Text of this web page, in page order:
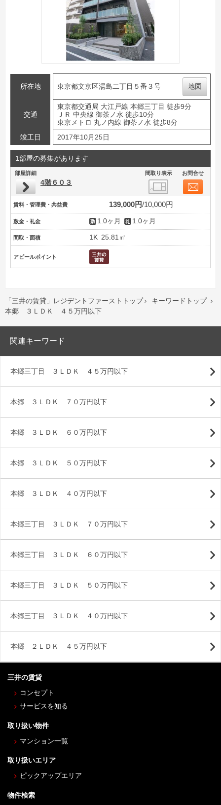
所在地 東京都文京区湯島二丁目５番３号 地図
交通
東京都交通局 大江戸線 本郷三丁目 徒歩9分
ＪＲ 中央線 御茶ノ水 徒歩10分
東京メトロ 丸ノ内線 御茶ノ水 徒歩8分
竣工日
2017年10月25日
1部屋の募集があります
部屋詳細 間取り表示 お問合せ
4階６０３
賃料・管理費・共益費 139,000円 10,000円
敷金・礼金 1.0ヶ月 1.0ヶ月
間取・面積 1K 25.81㎡
アピールポイント
「三井の賃貸」レジデントファーストトップ  キーワードトップ 
本郷 ３ＬＤＫ ４５万円以下
関連キーワード
本郷三丁目 ３ＬＤＫ ４５万円以下
本郷 ３ＬＤＫ ７０万円以下
本郷 ３ＬＤＫ ６０万円以下
本郷 ３ＬＤＫ ５０万円以下
本郷 ３ＬＤＫ ４０万円以下
本郷三丁目 ３ＬＤＫ ７０万円以下
本郷三丁目 ３ＬＤＫ ６０万円以下
本郷三丁目 ３ＬＤＫ ５０万円以下
本郷三丁目 ３ＬＤＫ ４０万円以下
本郷 ２ＬＤＫ ４５万円以下
三井の賃貸
コンセプト
サービスを知る
取り扱い物件
マンション一覧
取り扱いエリア
ピックアップエリア
物件検索